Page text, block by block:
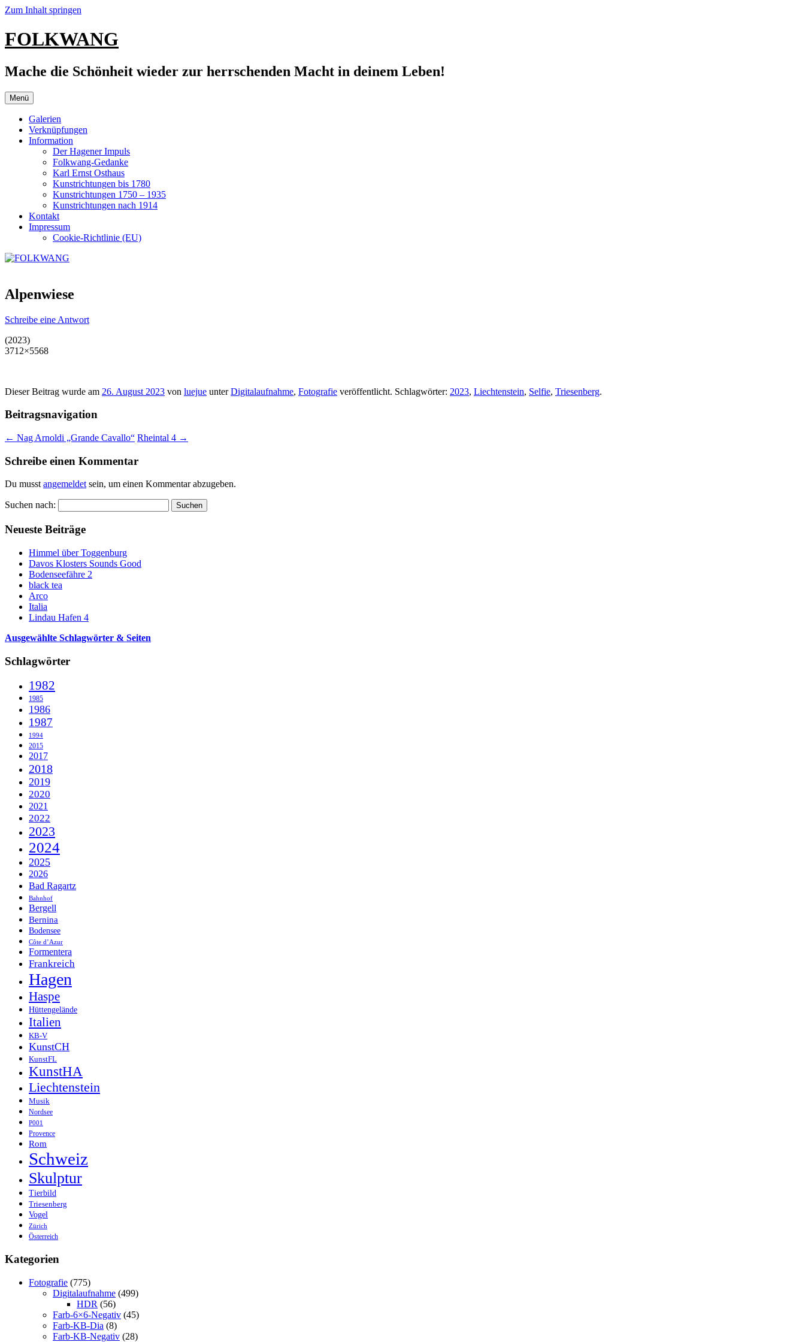
Zum Inhalt springen
FOLKWANG
Mache die Schönheit wieder zur herrschenden Macht in deinem Leben!
Menü
Galerien
Verknüpfungen
Information
Der Hagener Impuls
Folkwang-Gedanke
Karl Ernst Osthaus
Kunstrichtungen bis 1780
Kunstrichtungen 1750 – 1935
Kunstrichtungen nach 1914
Kontakt
Impressum
Cookie-Richtlinie (EU)
Alpenwiese
Schreibe eine Antwort
(2023)
3712×5568
Dieser Beitrag wurde am 26. August 2023 von luejue unterDigitalaufnahme, Fotografie veröffentlicht. Schlagwörter: 2023, Liechtenstein, Selfie, Triesenberg.
Beitragsnavigation
← Nag Arnoldi „Grande Cavallo“ Rheintal 4 →
Schreibe einen Kommentar
Du musstangemeldetsein, um einen Kommentar abzugeben.
Suchen nach:
Neueste Beiträge
Himmel über Toggenburg
Davos Klosters Sounds Good
Bodenseefähre 2
black tea
Arco
Italia
Lindau Hafen 4
Ausgewählte Schlagwörter & Seiten
Schlagwörter
1982
1985
1986
1987
1994
2015
2017
2018
2019
2020
2021
2022
2023
2024
2025
2026
Bad Ragartz
Bahnhof
Bergell
Bernina
Bodensee
Côte d’Azur
Formentera
Frankreich
Hagen
Haspe
Hüttengelände
Italien
KB-V
KunstCH
KunstFL
KunstHA
Liechtenstein
Musik
Nordsee
P001
Provence
Rom
Schweiz
Skulptur
Tierbild
Triesenberg
Vogel
Zürich
Österreich
Kategorien
Fotografie (775)
Digitalaufnahme (499)
HDR (56)
Farb-6×6-Negativ (45)
Farb-KB-Dia (8)
Farb-KB-Negativ (28)